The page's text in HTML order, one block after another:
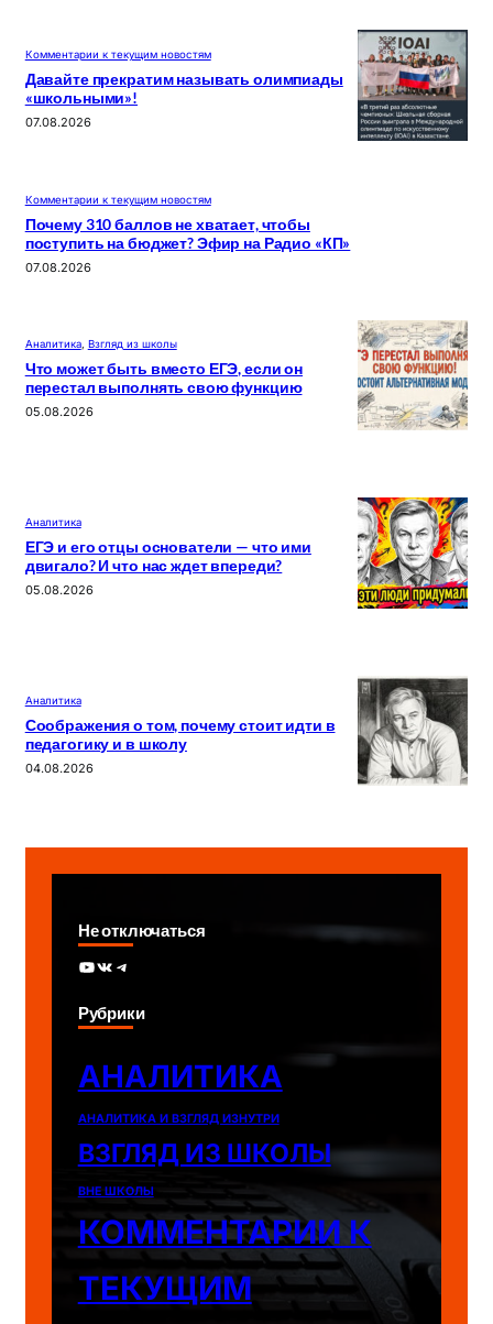
Комментарии к текущим новостям
Давайте прекратим называть олимпиады
«школьными»!
07.08.2026
Комментарии к текущим новостям
Почему 310 баллов не хватает, чтобы
поступить на бюджет? Эфир на Радио «КП»
07.08.2026
Аналитика, Взгляд из школы
Что может быть вместо ЕГЭ, если он
перестал выполнять свою функцию
05.08.2026
Аналитика
ЕГЭ и его отцы основатели — что ими
двигало? И что нас ждет впереди?
05.08.2026
Аналитика
Соображения о том, почему стоит идти в
педагогику и в школу
04.08.2026
Не отключаться
YouTube ВКонтакте Telegram
Рубрики
АНАЛИТИКА
АНАЛИТИКА И ВЗГЛЯД ИЗНУТРИ
ВЗГЛЯД ИЗ ШКОЛЫ
ВНЕ ШКОЛЫ
КОММЕНТАРИИ К
ТЕКУЩИМ